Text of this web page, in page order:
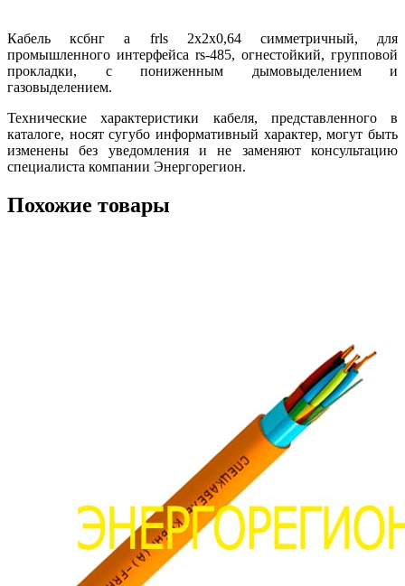
Кабель ксбнг а frls 2х2х0,64 симметричный, для
промышленного интерфейса rs-485, огнестойкий, групповой
прокладки, с пониженным дымовыделением и
газовыделением.
Технические характеристики кабеля, представленного в
каталоге, носят сугубо информативный характер, могут быть
изменены без уведомления и не заменяют консультацию
специалиста компании Энергорегион.
Похожие товары